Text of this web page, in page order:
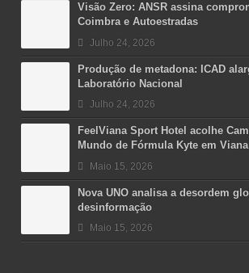
Visão Zero: ANSR assina
Coimbra e Autoestradas
Julho 24, 2026
Produção de metadona: ICAD
Laboratório Nacional
Julho 24, 2026
FeelViana Sport Hotel acolhe
Mundo de Fórmula Kyte em
Maio 15, 2026
Nova UNO analisa a desordem
desinformação
Maio 15, 2026